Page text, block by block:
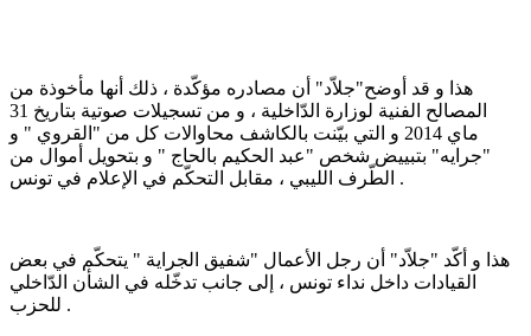
هذا و قد أوضح"جلاّد" أن مصادره مؤكّدة ، ذلك أنها مأخوذة من
المصالح الفنية لوزارة الدّاخلية ، و من تسجيلات صوتية بتاريخ 31
ماي 2014 و التي بيّنت بالكاشف محاوالات كل من "القروي " و
"جرايه" بتبييض شخص "عبد الحكيم بالحاج " و بتحويل أموال من
الطّرف الليبي ، مقابل التحكّم في الإعلام في تونس .
هذا و أكّد "جلاّد" أن رجل الأعمال "شفيق الجراية " يتحكّم في بعض
القيادات داخل نداء تونس ، إلى جانب تدخّله في الشأن الدّاخلي
للحزب .